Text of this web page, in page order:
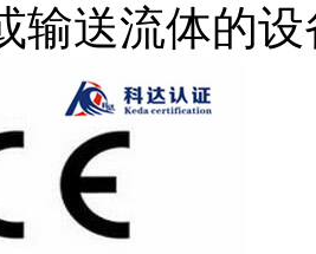
输送流体的